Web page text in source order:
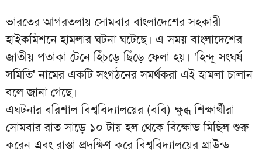
ভারতের আগরতলায় সোমবার বাংলাদেশের সহকারী
হাইকমিশনে হামলার ঘটনা ঘটেছে। এ সময় বাংলাদেশের
জাতীয় পতাকা টেনে হিঁচড়ে ছিঁড়ে ফেলা হয়। 'হিন্দু সংঘর্ষ
সমিতি' নামের একটি সংগঠনের সমর্থকরা এই হামলা চালান
বলে জানা গেছে।
এঘটনার বরিশাল বিশ্ববিদ্যালয়ের (ববি) ক্ষুব্ধ শিক্ষার্থীরা
সোমবার রাত সাড়ে ১০ টায় হল থেকে বিক্ষোভ মিছিল শুরু
করেন এবং রাস্তা প্রদক্ষিণ করে বিশ্ববিদ্যালয়ের গ্রাউন্ড